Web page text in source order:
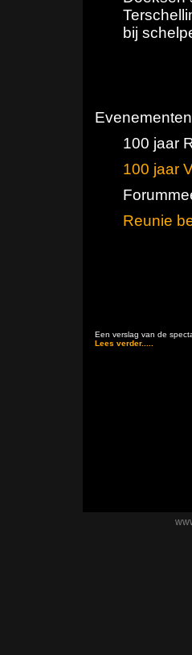
bij
Evenementen
100 jaar
100 jaar
Reunie
Een verslag van de
Lees verder.....